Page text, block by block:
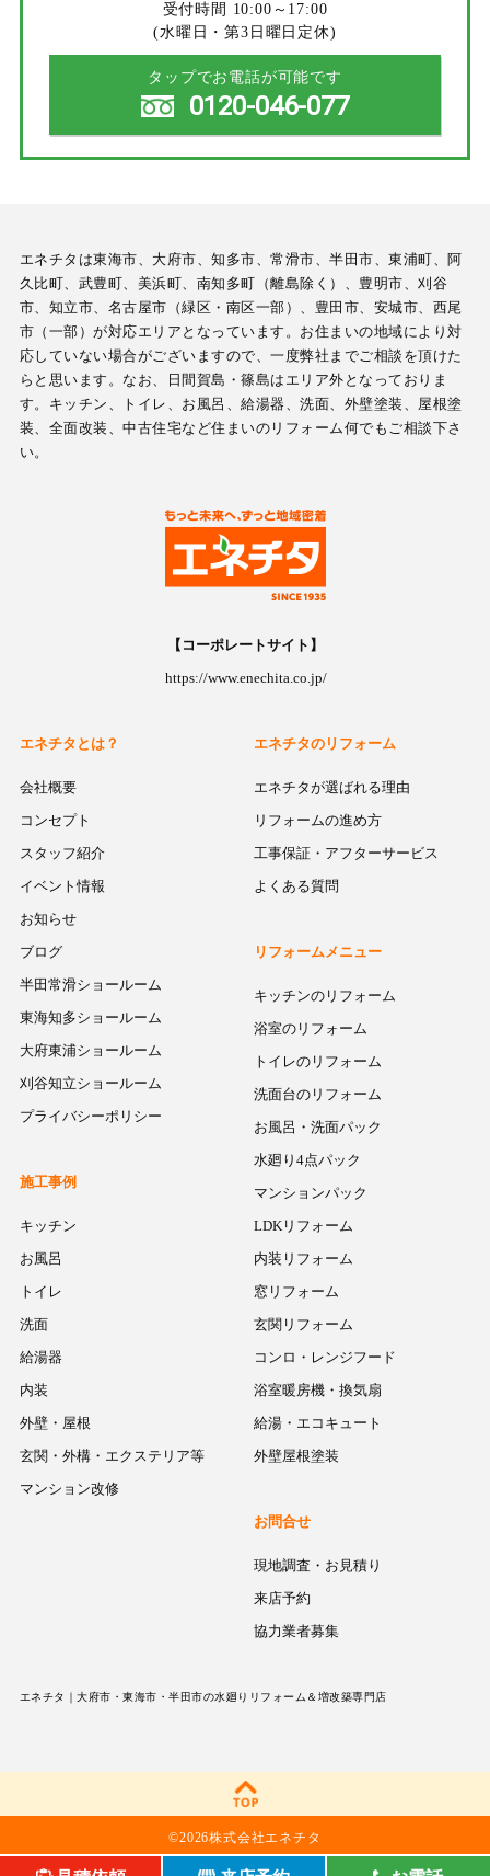
受付時間 10:00～17:00
(水曜日・第3日曜日定休)
タップでお電話が可能です
0120-046-077
エネチタは東海市、大府市、知多市、常滑市、半田市、東浦町、阿
久比町、武豊町、美浜町、南知多町（離島除く）、豊明市、刈谷
市、知立市、名古屋市（緑区・南区一部）、豊田市、安城市、西尾
市（一部）が対応エリアとなっています。お住まいの地域により対
応していない場合がございますので、一度弊社までご相談を頂けた
らと思います。なお、日間賀島・篠島はエリア外となっておりま
す。キッチン、トイレ、お風呂、給湯器、洗面、外壁塗装、屋根塗
装、全面改装、中古住宅など住まいのリフォーム何でもご相談下さ
い。
【コーポレートサイト】
https://www.enechita.co.jp/
エネチタとは？
会社概要
コンセプト
スタッフ紹介
イベント情報
お知らせ
ブログ
半田常滑ショールーム
東海知多ショールーム
大府東浦ショールーム
刈谷知立ショールーム
プライバシーポリシー
エネチタのリフォーム
エネチタが選ばれる理由
リフォームの進め方
工事保証・アフターサービス
よくある質問
リフォームメニュー
キッチンのリフォーム
浴室のリフォーム
トイレのリフォーム
洗面台のリフォーム
お風呂・洗面パック
水廻り4点パック
マンションパック
LDKリフォーム
内装リフォーム
窓リフォーム
玄関リフォーム
コンロ・レンジフード
浴室暖房機・換気扇
給湯・エコキュート
外壁屋根塗装
施工事例
キッチン
お風呂
トイレ
洗面
給湯器
内装
外壁・屋根
玄関・外構・エクステリア等
マンション改修
お問合せ
現地調査・お見積り
来店予約
協力業者募集
エネチタ｜大府市・東海市・半田市の水廻りリフォーム＆増改築専門店
©2026株式会社エネチタ